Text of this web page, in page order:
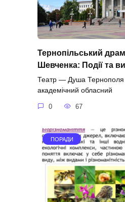
Тернопільський
Шевченка: Події та
Театр — Душа Тернополя
академічний обласний
0 67
ПОРАДИ